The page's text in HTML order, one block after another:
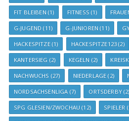
FIT BLEIBEN (1) FITNESS (1)
G-JUGEND (11) G-JUNIOREN (11)
HACKESPITZE(1) HACKESPITZE123 (2)
KANTERSIEG (2) KEGELN (2)
NACHWUCHS (27) NIEDERLAGE (2)
NORDSACHSENLIGA (7) ORTSDERBY(2)
SPG GLESIEN/ZWOCHAU (12) SPIELER